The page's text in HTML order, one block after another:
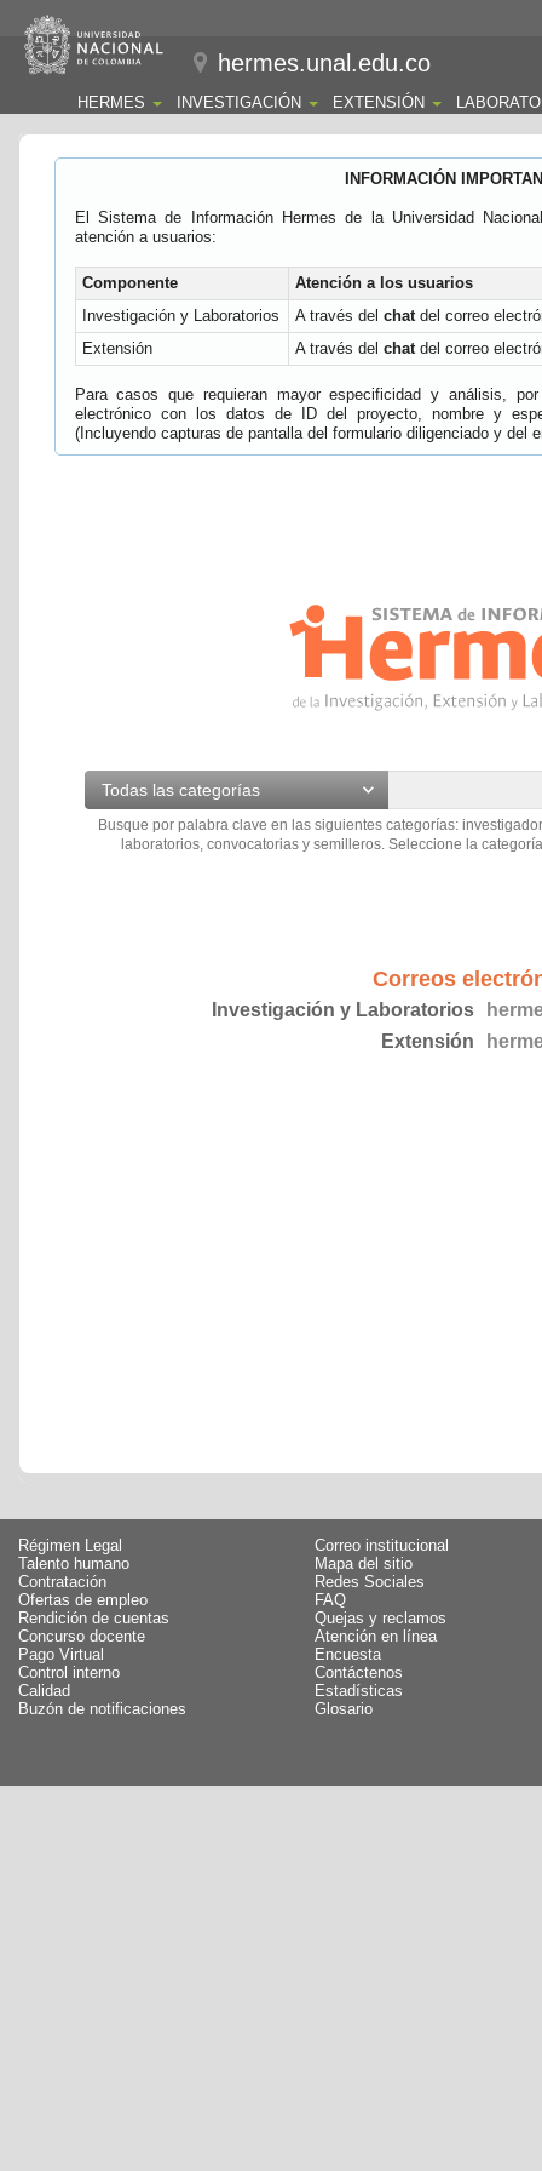
hermes.unal.edu.co
HERMES INVESTIGACIÓN EXTENSIÓN
INFORMACIÓN
El Sistema de Información Hermes de la Universidad
atención a usuarios:
Componente
Atención a los usuarios
Investigación y Laboratorios
A través del chatdel correo
Extensión
A través del chatdel correo
Para casos que requieran mayor especificidad y análisis,
electrónico con los datos de ID del proyecto, nombre y
(Incluyendo capturas de pantalla del formulario diligenciado y del
Todas las categorías
Busque por palabra clave en las siguientes categorías:
laboratorios, convocatorias y semilleros. Seleccione la
Correos
Investigación y Laboratorios
Extensión
Régimen Legal
Talento humano
Contratación
Ofertas de empleo
Rendición de cuentas
Concurso docente
Pago Virtual
Control interno
Calidad
Buzón de notificaciones
Correo institucional
Mapa del sitio
Redes Sociales
FAQ
Quejas y reclamos
Atención en línea
Encuesta
Contáctenos
Estadísticas
Glosario